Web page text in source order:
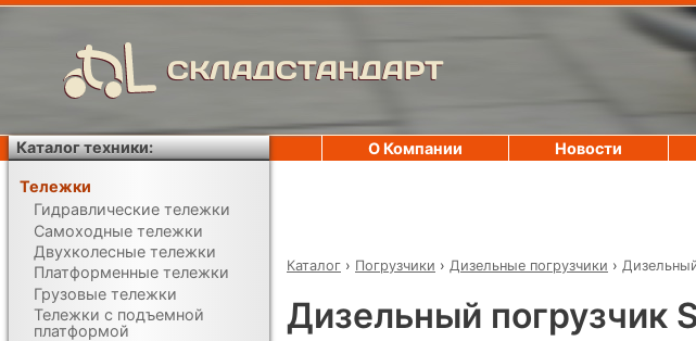
СКЛАДСТАНДАРТ
Каталог › Погрузчики › Дизельные погрузчики ›
Дизельный погрузчик
О Компании Новости
Каталог техники:
Тележки
Гидравлические тележки
Самоходные тележки
Двухколесные тележки
Платформенные тележки
Грузовые тележки
Тележки с подъемной
платформой